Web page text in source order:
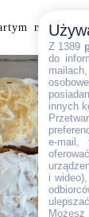
na tarce
Z 1389
do
innych
e-mail,
i